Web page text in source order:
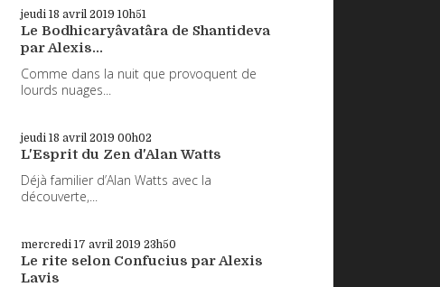
jeudi 18 avril 2019 10h51
Le Bodhicaryâvatâra de Shantideva
par Alexis...
Comme dans la nuit que provoquent de
lourds nuages...
jeudi 18 avril 2019 00h02
L'Esprit du Zen d'Alan Watts
Déjà familier d’Alan Watts avec la
découverte,...
mercredi 17 avril 2019 23h50
Le rite selon Confucius par Alexis
Lavis